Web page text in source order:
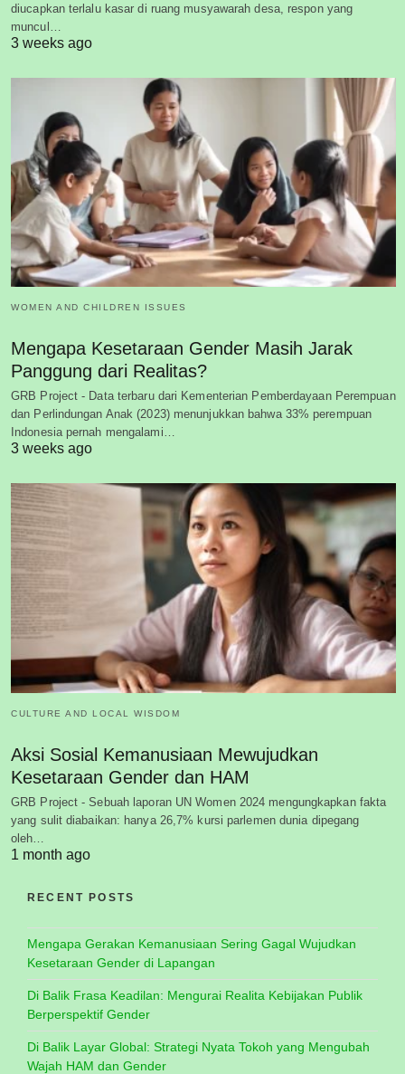
diucapkan terlalu kasar di ruang musyawarah desa, respon yang
muncul…
3 weeks ago
WOMEN AND CHILDREN ISSUES
Mengapa Kesetaraan Gender Masih Jarak
Panggung dari Realitas?
GRB Project - Data terbaru dari Kementerian Pemberdayaan Perempuan
dan Perlindungan Anak (2023) menunjukkan bahwa 33% perempuan
Indonesia pernah mengalami…
3 weeks ago
CULTURE AND LOCAL WISDOM
Aksi Sosial Kemanusiaan Mewujudkan
Kesetaraan Gender dan HAM
GRB Project - Sebuah laporan UN Women 2024 mengungkapkan fakta
yang sulit diabaikan: hanya 26,7% kursi parlemen dunia dipegang
oleh…
1 month ago
RECENT POSTS
Mengapa Gerakan Kemanusiaan Sering Gagal Wujudkan
Kesetaraan Gender di Lapangan
Di Balik Frasa Keadilan: Mengurai Realita Kebijakan Publik
Berperspektif Gender
Di Balik Layar Global: Strategi Nyata Tokoh yang Mengubah
Wajah HAM dan Gender